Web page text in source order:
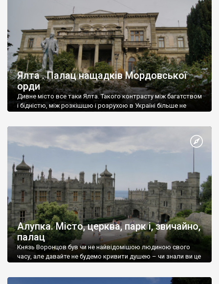
Ялта . Палац нащадків Мордовської
орди
Дивне місто все таки Ялта. Такого контрасту між багатством
і бідністю, між розкішшю і розрухою в Україні більше не
Алупка. Місто, церква, парк і, звичайно,
палац
Князь Воронцов був чи не найвідомішою людиною свого
часу, але давайте не будемо кривити душею – чи знали ви це